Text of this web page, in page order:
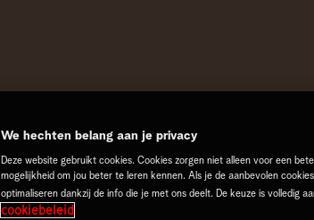
We hechten belang aan je privacy
Deze website gebruikt cookies. Cookies zorgen niet alleen voor een
mogelijkheid om jou beter te leren kennen. Als je de aanbevolen
optimaliseren dankzij de info die je met ons deelt. De keuze is volledig
cookiebeleid